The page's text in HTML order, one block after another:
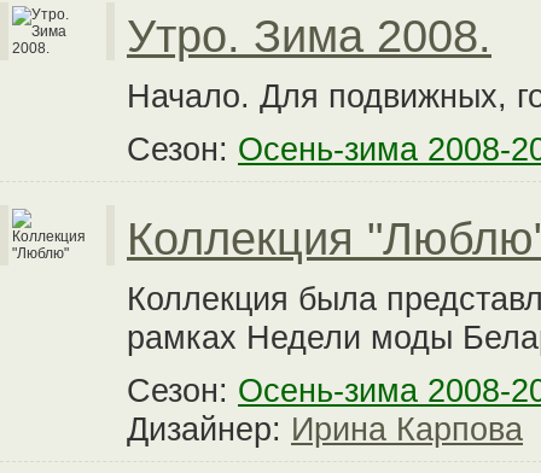
Утро. Зима 2008.
Начало. Для подвижных,
Сезон: Осень-зима 2008-
Коллекция
Коллекция была
рамках Недели моды
Сезон: Осень-зима 2008-
Дизайнер: Ирина Карпова